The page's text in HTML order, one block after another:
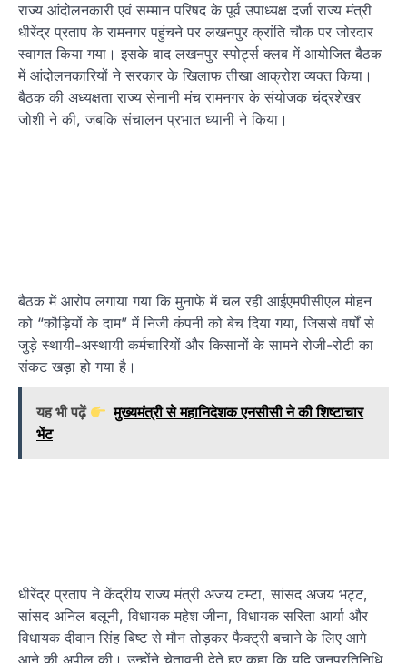
राज्य आंदोलनकारी एवं सम्मान परिषद के पूर्व उपाध्यक्ष दर्जा राज्य मंत्री
धीरेंद्र प्रताप के रामनगर पहुंचने पर लखनपुर क्रांति चौक पर जोरदार
स्वागत किया गया। इसके बाद लखनपुर स्पोर्ट्स क्लब में आयोजित बैठक
में आंदोलनकारियों ने सरकार के खिलाफ तीखा आक्रोश व्यक्त किया।
बैठक की अध्यक्षता राज्य सेनानी मंच रामनगर के संयोजक चंद्रशेखर
जोशी ने की, जबकि संचालन प्रभात ध्यानी ने किया।
बैठक में आरोप लगाया गया कि मुनाफे में चल रही आईएमपीसीएल मोहन
को “कौड़ियों के दाम” में निजी कंपनी को बेच दिया गया, जिससे वर्षों से
जुड़े स्थायी-अस्थायी कर्मचारियों और किसानों के सामने रोजी-रोटी का
संकट खड़ा हो गया है।
यह भी पढ़ें
मुख्यमंत्री से महानिदेशक एनसीसी ने की शिष्टाचार
भेंट
धीरेंद्र प्रताप ने केंद्रीय राज्य मंत्री अजय टम्टा, सांसद अजय भट्ट,
सांसद अनिल बलूनी, विधायक महेश जीना, विधायक सरिता आर्या और
विधायक दीवान सिंह बिष्ट से मौन तोड़कर फैक्ट्री बचाने के लिए आगे
आने की अपील की। उन्होंने चेतावनी देते हुए कहा कि यदि जनप्रतिनिधि